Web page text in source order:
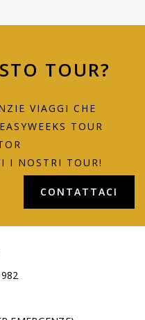
TOUR?
VIAGGI CHE
TOUR
I NOSTRI TOUR!
CONTATTACI